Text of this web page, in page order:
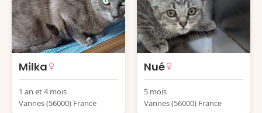
Milka
1 an et 4 mois
Vannes (56000) France
Nué
5 mois
Vannes (56000) France